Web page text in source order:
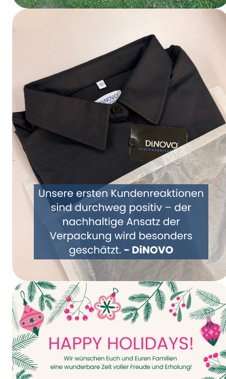
Sparkassen Firmenlauf um den Möhnesee
Gemeinsam Verpackung neu denken –
DiNOVO stellt auf Papierverpackungen um